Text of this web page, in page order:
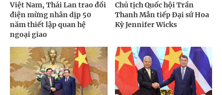
Việt Nam, Thái Lan trao đổi
điện mừng nhân dịp 50
năm thiết lập quan hệ
ngoại giao
Chủ tịch Quốc hội Trần
Thanh Mẫn tiếp Đại sứ Hoa
Kỳ Jennifer Wicks